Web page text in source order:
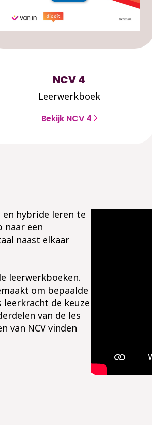
NCV 4
Leerwerkboek
Bekijk NCV 4
hybride leren te
naar een
naast elkaar
leerwerkboeken.
om bepaalde
de keuze
van de les
van NCV vinden